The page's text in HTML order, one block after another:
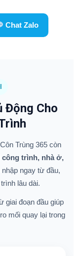
Chat Zalo
Động Cho
Trùng 365 còn
trình, nhà ở,
ngay từ đầu,
lâu dài.
giai đoạn đầu giúp
mối quay lại trong